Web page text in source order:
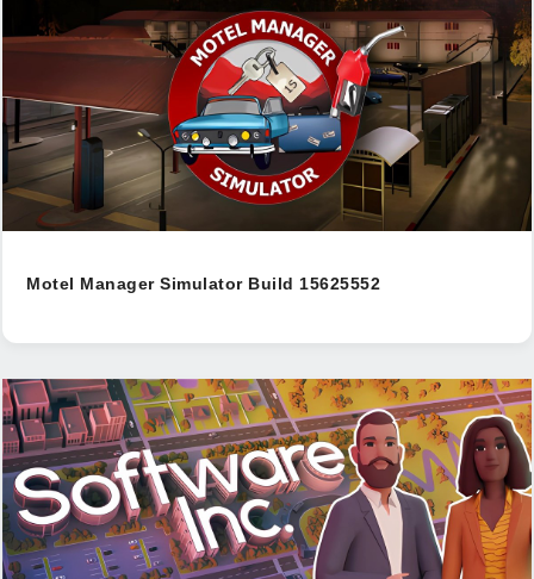
Motel Manager Simulator Build 15625552